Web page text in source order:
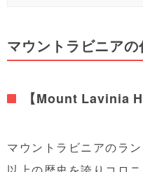
マウントラビニア
【Mount Lavinia
マウントラビニアのラ